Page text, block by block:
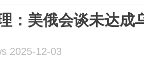
：美俄会谈未达成
2025-12-03